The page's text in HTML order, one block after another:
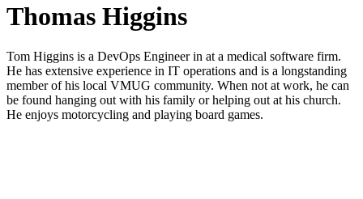
Thomas Higgins
Tom Higgins is a DevOps Engineer in at a medical software firm.
He has extensive experience in IT operations and is a longstanding
member of his local VMUG community. When not at work, he can
be found hanging out with his family or helping out at his church.
He enjoys motorcycling and playing board games.